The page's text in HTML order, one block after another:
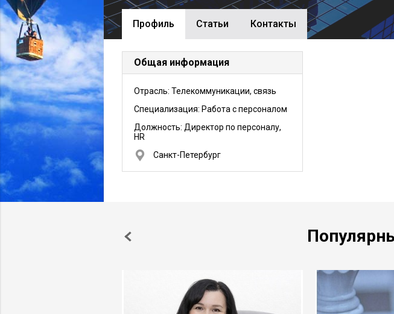
Профиль Cтатьи Контакты
Общая информация
Отрасль: Телекоммуникации, связь
Специализация: Работа с персоналом
Должность: Директор по персоналу,
HR
Санкт-Петербург